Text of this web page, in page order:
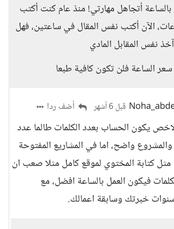
أتجاهل مهارتي! منذ عام كنت أكتب
في 5 ساعات، الآن أكتب نفس المقال في ساعتين، فهل
نفس المقابل المادي
الساعة فلن تكون كافية طبعا
قبل 6 أشهر أضف ردا
يكون الحساب بعدد الكلمات طالما عدد
واضح، اما في المشاريع المفتوحة
مثل كتابة المختوي لموقع كامل مثلا صعب ان
فيكون العمل بالساعة افضل، مع
خبرتك وسابقة اعمالك.